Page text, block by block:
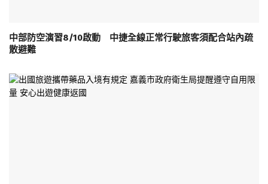
中部防空演習8/10啟動 中捷全線正常行駛旅客須配合站內疏
散避難